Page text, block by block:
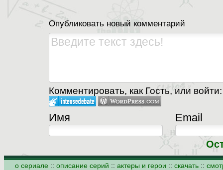
Опубликовать новый комментарий
Комментировать, как Гость, или войти:
Имя Email
о сериале :: описание серий :: актеры и герои :: скачать ::